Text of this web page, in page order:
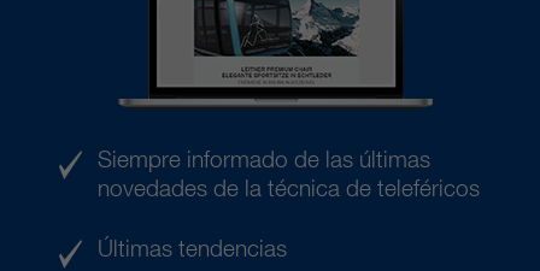
Siempre informado de las últimas
novedades de la técnica de teleféricos
Últimas tendencias